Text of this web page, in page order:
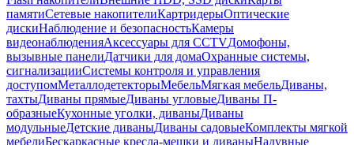
памятиСетевые накопителиКартридерыОптические
дискиНаблюдение и безопасностьКамеры
видеонаблюденияАксессуары для CCTVДомофоны,
вызывные панелиДатчики для домаОхранные системы,
сигнализацииСистемы контроля и управления
доступомМеталлодетекторыМебельМягкая мебельДиваны,
тахтыДиваны прямыеДиваны угловыеДиваны П-
образныеКухонные уголки, диваныДиваны
модульныеДетские диваныДиваны садовыеКомплекты мягкой
мебелиБескаркасные кресла-мешки и диваныНадувные